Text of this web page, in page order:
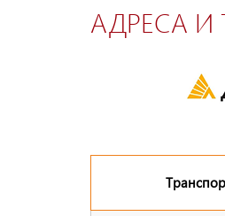
АДРЕСА И